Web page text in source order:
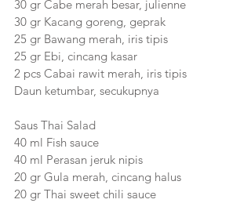
30 gr Cabe merah besar, julienne
30 gr Kacang goreng, geprak
25 gr Bawang merah, iris tipis
25 gr Ebi, cincang kasar
2 pcs Cabai rawit merah, iris tipis
Daun ketumbar, secukupnya
Saus Thai Salad
40 ml Fish sauce
40 ml Perasan jeruk nipis
20 gr Gula merah, cincang halus
20 gr Thai sweet chili sauce